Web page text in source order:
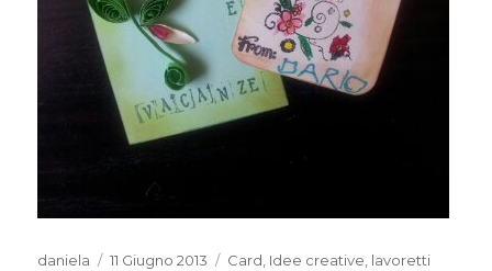
Autore
daniela
Pubblicato
11 Giugno 2013 Categorie
Card, Idee creative, lavoretti